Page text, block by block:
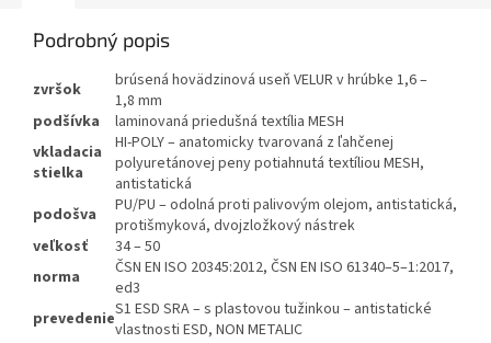
Podrobný popis
zvršok
brúsená hovädzinová useň VELUR v hrúbke 1,6 –
1,8 mm
podšívka
laminovaná priedušná textília MESH
vkladacia
stielka
HI-POLY – anatomicky tvarovaná z ľahčenej
polyuretánovej peny potiahnutá textíliou MESH,
antistatická
podošva
PU/PU – odolná proti palivovým olejom, antistatická,
protišmyková, dvojzložkový nástrek
veľkosť
34 – 50
norma
ČSN EN ISO 20345:2012, ČSN EN ISO 61340–5–1:2017,
ed3
prevedenieS1 ESD SRA – s plastovou tužinkou – antistatické
vlastnosti ESD, NON METALIC